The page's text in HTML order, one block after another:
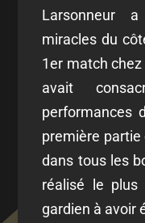
Larsonneur
miracles du
1er match
avait
performances
première
dans tous les
réalisé le plus
gardien à avoir